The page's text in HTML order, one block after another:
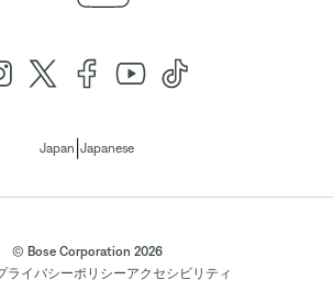
Japan Japanese
© Bose Corporation 2026
ライバシーポリシーアクセシビリティ